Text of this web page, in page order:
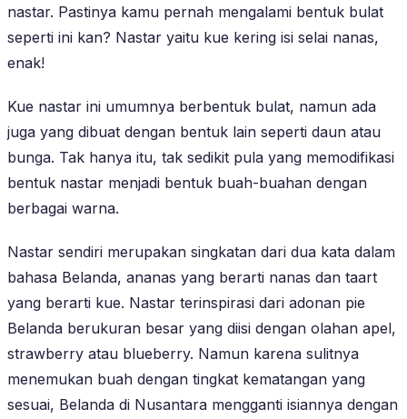
nastar. Pastinya kamu pernah mengalami bentuk bulat
seperti ini kan? Nastar yaitu kue kering isi selai nanas,
enak!
Kue nastar ini umumnya berbentuk bulat, namun ada
juga yang dibuat dengan bentuk lain seperti daun atau
bunga. Tak hanya itu, tak sedikit pula yang memodifikasi
bentuk nastar menjadi bentuk buah-buahan dengan
berbagai warna.
Nastar sendiri merupakan singkatan dari dua kata dalam
bahasa Belanda, ananas yang berarti nanas dan taart
yang berarti kue. Nastar terinspirasi dari adonan pie
Belanda berukuran besar yang diisi dengan olahan apel,
strawberry atau blueberry. Namun karena sulitnya
menemukan buah dengan tingkat kematangan yang
sesuai, Belanda di Nusantara mengganti isiannya dengan